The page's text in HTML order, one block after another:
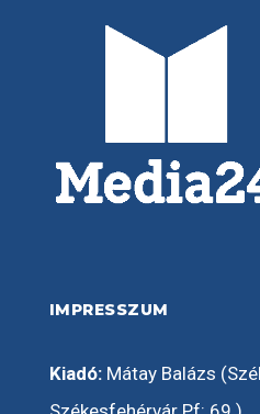
IMPRESSZUM
Kiadó:Mátay Balázs